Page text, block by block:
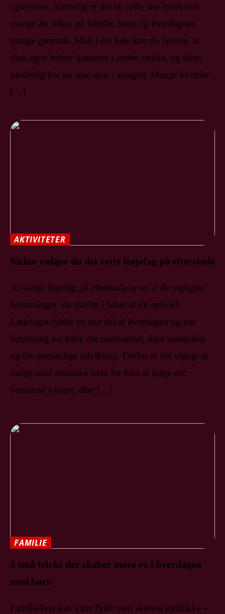
oplevelser. Samtidig er det en rolle, der indebærer
mange års fokus på familie, børn og hverdagens
mange gøremål. Midt i det hele kan du opleve, at
dine egne behov kommer i anden række, og tiden
pludselig har sat sine spor i ansigtet. Mange kvinder
[…]
AKTIVITETER
Sådan vælger du det rette linjefag på efterskole
At vælge linjefag på efterskole er en af de vigtigste
beslutninger, du træffer i løbet af dit ophold.
Linjefaget fylder en stor del af hverdagen og har
betydning for både din motivation, dine venskaber
og din personlige udvikling. Derfor er det vigtigt at
vælge med omtanke frem for bare at følge det,
vennerne vælger, eller […]
FAMILIE
3 små tricks der skaber mere ro i hverdagen
med børn
Familielivet kan være fyldt med skønne øjeblikke –